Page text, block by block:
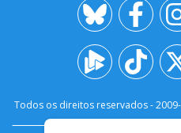
Todos os direitos reservados - 2009-